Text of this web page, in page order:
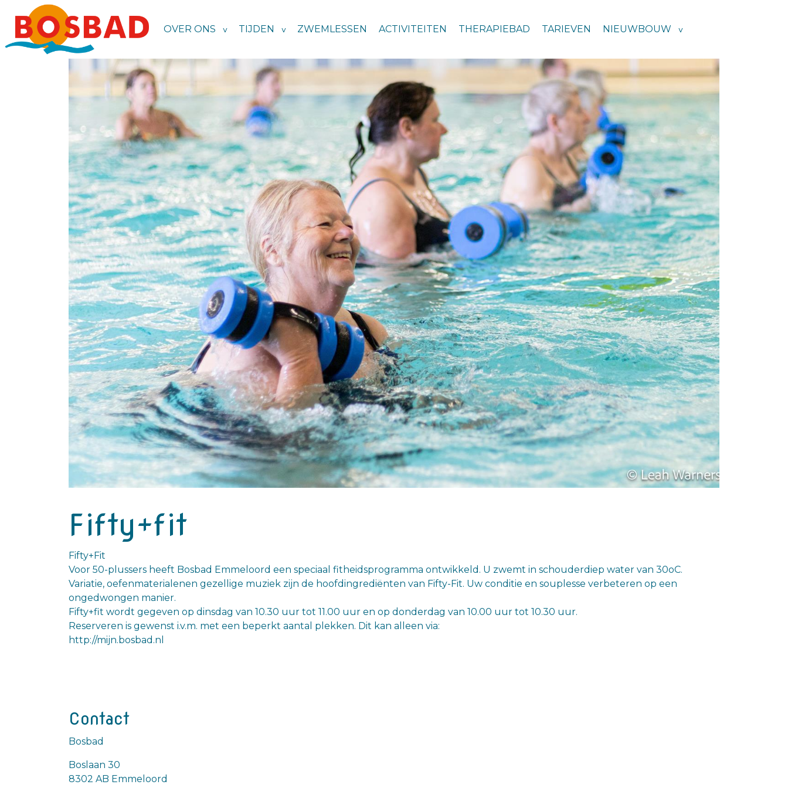
OVER ONS TIJDEN ZWEMLESSEN ACTIVITEITEN THERAPIEBAD TARIEVEN NIEUWBOUW
Fifty+fit
Fifty+Fit
Voor 50-plussers heeft Bosbad Emmeloord een speciaal fitheidsprogramma ontwikkeld. U zwemt in schouderdiep water van 30oC.
Variatie, oefenmaterialenen gezellige muziek zijn de hoofdingrediënten van Fifty-Fit. Uw conditie en souplesse verbeteren op een
ongedwongen manier.
Fifty+fit wordt gegeven op dinsdag van 10.30 uur tot 11.00 uur en op donderdag van 10.00 uur tot 10.30 uur.
Reserveren is gewenst i.v.m. met een beperkt aantal plekken. Dit kan alleen via:
http://mijn.bosbad.nl
Contact
Bosbad
Boslaan 30
8302 AB Emmeloord